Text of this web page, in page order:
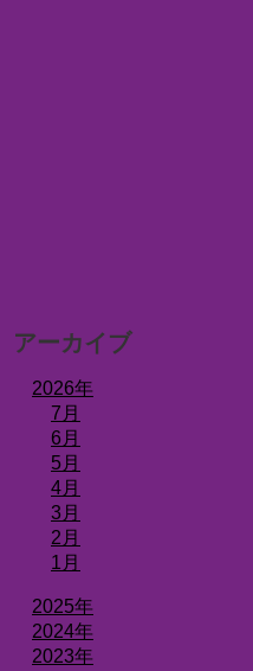
アーカイブ
2026年
7月
6月
5月
4月
3月
2月
1月
2025年
2024年
2023年